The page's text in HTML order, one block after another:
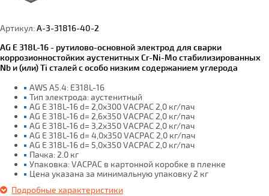
Артикул:A-3-31816-40-2
AG E 318L-16 - рутилово-основной электрод для сварки
коррозионностойких аустенитных Cr-Ni-Mo стабилизированных
Nb и (или) Ti сталей с особо низким содержанием углерода
AWS A5.4: E318L-16
Тип электрода: аустенитный
AG E 318L-16 d= 2,0x300 VACPAC 2,0 кг/пач
AG E 318L-16 d= 2,6x350 VACPAC 2,0 кг/пач
AG E 318L-16 d= 3,2x350 VACPAC 2,0 кг/пач
AG E 318L-16 d= 4,0x350 VACPAC 2,0 кг/пач
AG E 318L-16 d= 5,0x350 VACPAC 2,0 кг/пач
Пачка: 2.0 кг
Упаковка: VACPAC в картонной коробке в пленке
Цена указана за минимальную упаковку 2 кг
Подробные характеристики